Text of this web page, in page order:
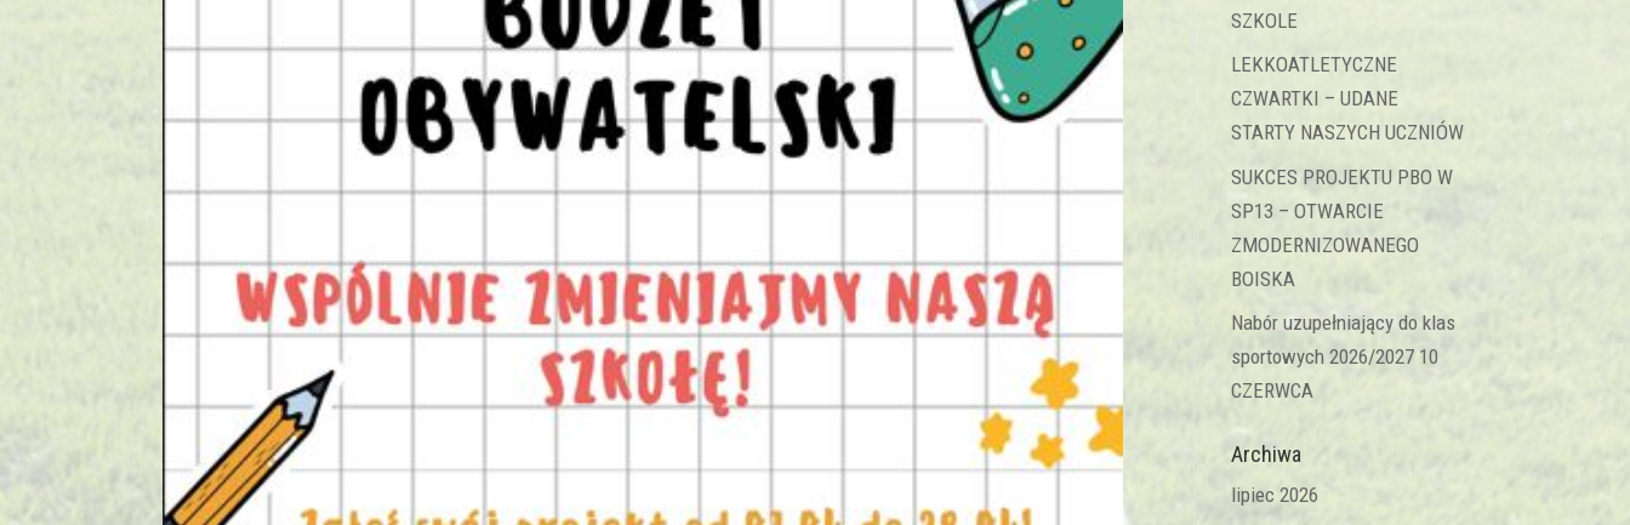
SZKOLE
LEKKOATLETYCZNE
CZWARTKI – UDANE
STARTY NASZYCH UCZNIÓW
SUKCES PROJEKTU PBO W
SP13 – OTWARCIE
ZMODERNIZOWANEGO
BOISKA
Nabór uzupełniający do klas
sportowych 2026/2027 10
CZERWCA
Archiwa
lipiec 2026